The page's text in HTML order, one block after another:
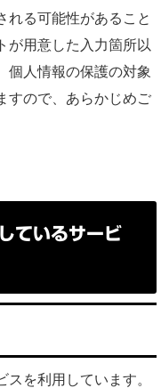
れる可能性があること
が用意した入力箇所以
個人情報の保護の対象
すので、あらかじめご
ているサービ
を利用しています。